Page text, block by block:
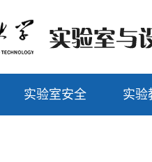
实验室安全 实验